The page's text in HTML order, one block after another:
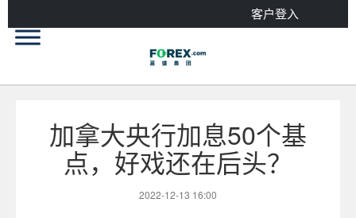
客户登入
加拿大央行加息50个基
点，好戏还在后头？
2022-12-13 16:00